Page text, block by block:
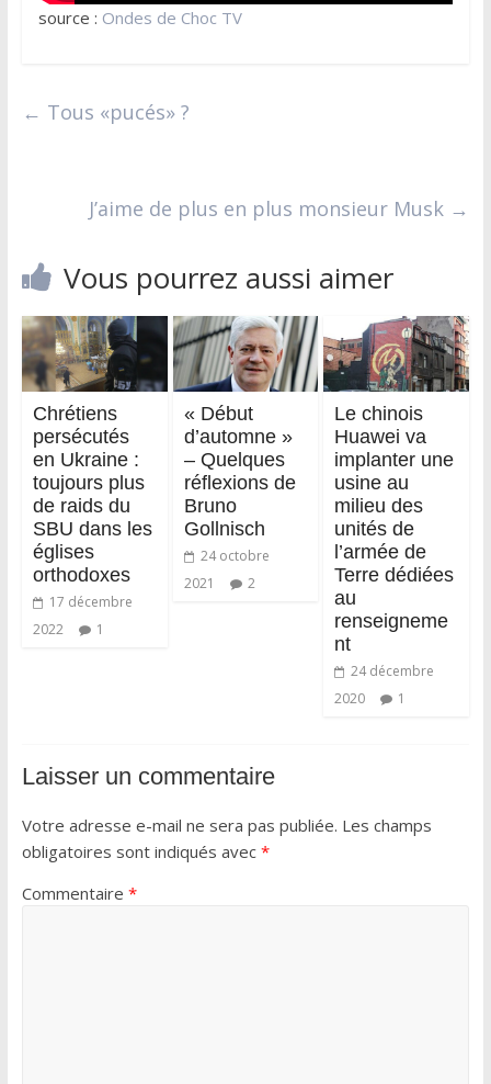
source : Ondes de Choc TV
← Tous «pucés» ?
J’aime de plus en plus monsieur Musk →
Vous pourrez aussi aimer
Chrétiens
persécutés
en Ukraine :
toujours plus
de raids du
SBU dans les
églises
orthodoxes
17 décembre
2022
1
« Début
d’automne »
– Quelques
réflexions de
Bruno
Gollnisch
24 octobre
2021
2
Le chinois
Huawei va
implanter une
usine au
milieu des
unités de
l’armée de
Terre dédiées
au
renseigneme
nt
24 décembre
2020
1
Laisser un commentaire
Votre adresse e-mail ne sera pas publiée. Les champs
obligatoires sont indiqués avec *
Commentaire *